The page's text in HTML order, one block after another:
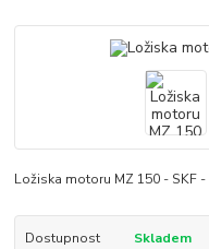
Ložiska motoru MZ 150 - SKF
Dostupnost Skladem